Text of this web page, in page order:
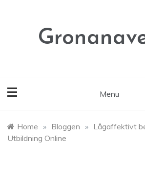
Menu
Home » Bloggen » Lågaffektivt
Utbildning Online